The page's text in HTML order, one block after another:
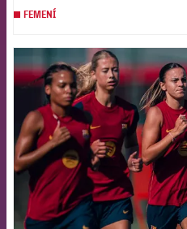
FEMENÍ